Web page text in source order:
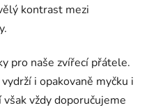
kontrast mezi
pro naše zvířecí přátele.
i opakovaně myčku i
vždy doporučujeme